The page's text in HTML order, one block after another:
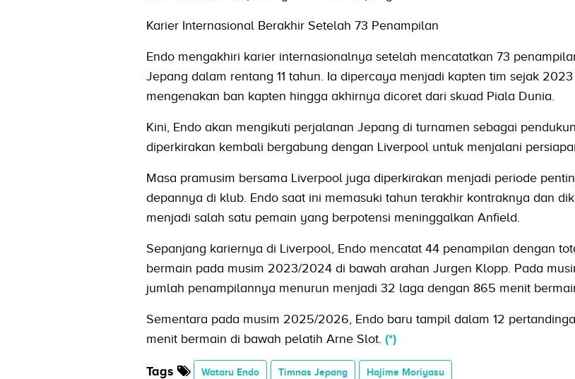
Karier Internasional Berakhir Setelah 73 Penampilan
Endo mengakhiri karier internasionalnya setelah mencatatkan 73
Jepang dalam rentang 11 tahun. Ia dipercaya menjadi kapten tim sejak
mengenakan ban kapten hingga akhirnya dicoret dari skuad Piala Dunia.
Kini, Endo akan mengikuti perjalanan Jepang di turnamen sebagai
diperkirakan kembali bergabung dengan Liverpool untuk menjalani
Masa pramusim bersama Liverpool juga diperkirakan menjadi periode
depannya di klub. Endo saat ini memasuki tahun terakhir kontraknya dan
menjadi salah satu pemain yang berpotensi meninggalkan Anfield.
Sepanjang kariernya di Liverpool, Endo mencatat 44 penampilan dengan
bermain pada musim 2023/2024 di bawah arahan Jurgen Klopp. Pada
jumlah penampilannya menurun menjadi 32 laga dengan 865 menit
Sementara pada musim 2025/2026, Endo baru tampil dalam 12
menit bermain di bawah pelatih Arne Slot. (*)
Tags Wataru Endo Timnas Jepang Hajime Moriyasu